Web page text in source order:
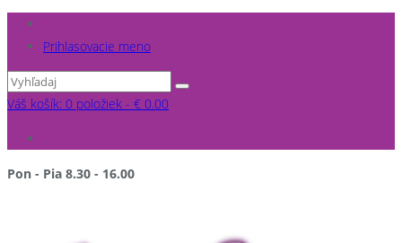
Prihlasovacie meno
Váš košík: 0 položiek - € 0.00
Pon - Pia 8.30 - 16.00